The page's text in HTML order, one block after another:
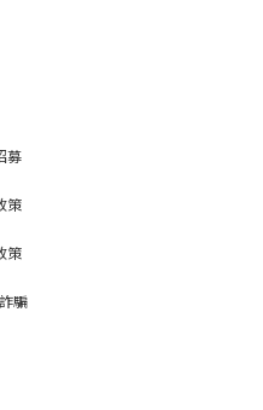
募
策
策
騙